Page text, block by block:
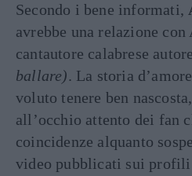
Secondo i bene informati,
avrebbe una relazione
cantautore calabrese
ballare). La storia
voluto tenere ben
all’occhio attento dei fan
coincidenze alquanto
video pubblicati sui profili